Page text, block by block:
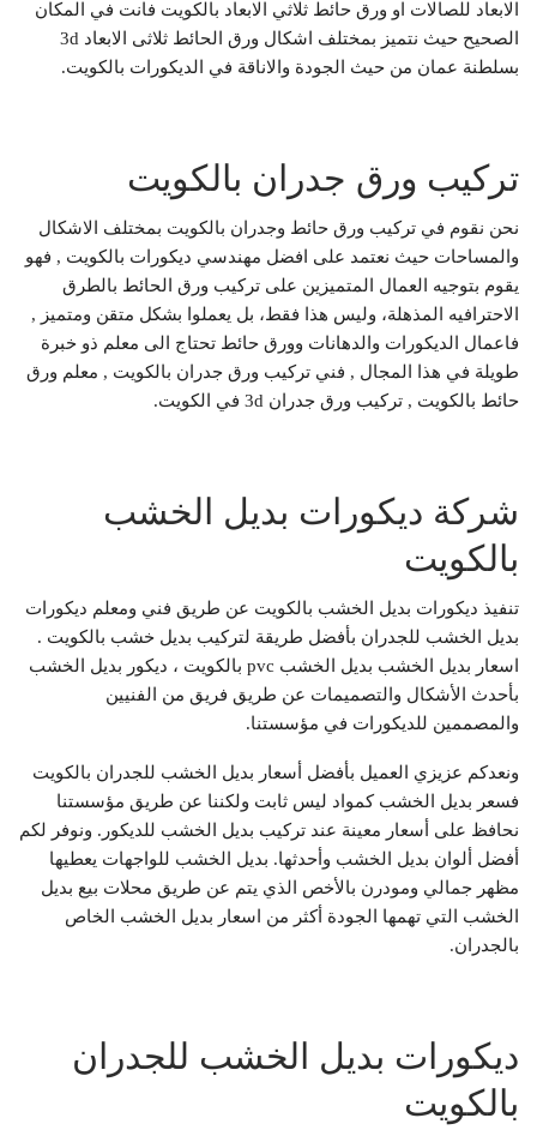
الابعاد للصالات او ورق حائط ثلاثي الابعاد بالكويت فانت في المكان
الصحيح حيث نتميز بمختلف اشكال ورق الحائط ثلاثى الابعاد 3d
بسلطنة عمان من حيث الجودة والاناقة في الديكورات بالكويت.
تركيب ورق جدران بالكويت
نحن نقوم في تركيب ورق حائط وجدران بالكويت بمختلف الاشكال
والمساحات حيث نعتمد على افضل مهندسي ديكورات بالكويت , فهو
يقوم بتوجيه العمال المتميزين على تركيب ورق الحائط بالطرق
الاحترافيه المذهلة، وليس هذا فقط، بل يعملوا بشكل متقن ومتميز ,
فاعمال الديكورات والدهانات وورق حائط تحتاج الى معلم ذو خبرة
طويلة في هذا المجال , فني تركيب ورق جدران بالكويت , معلم ورق
حائط بالكويت , تركيب ورق جدران 3d في الكويت.
شركة ديكورات بديل الخشب
بالكويت
تنفيذ ديكورات بديل الخشب بالكويت عن طريق فني ومعلم ديكورات
بديل الخشب للجدران بأفضل طريقة لتركيب بديل خشب بالكويت .
اسعار بديل الخشب بديل الخشب pvc بالكويت ، ديكور بديل الخشب
بأحدث الأشكال والتصميمات عن طريق فريق من الفنيين
والمصممين للديكورات في مؤسستنا.
ونعدكم عزيزي العميل بأفضل أسعار بديل الخشب للجدران بالكويت
فسعر بديل الخشب كمواد ليس ثابت ولكننا عن طريق مؤسستنا
نحافظ على أسعار معينة عند تركيب بديل الخشب للديكور. ونوفر لكم
أفضل ألوان بديل الخشب وأحدثها. بديل الخشب للواجهات يعطيها
مظهر جمالي ومودرن بالأخص الذي يتم عن طريق محلات بيع بديل
الخشب التي تهمها الجودة أكثر من اسعار بديل الخشب الخاص
بالجدران.
ديكورات بديل الخشب للجدران
بالكويت